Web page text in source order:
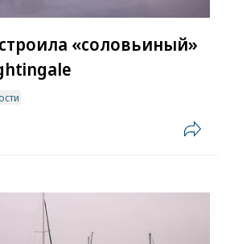
«соловьиный»